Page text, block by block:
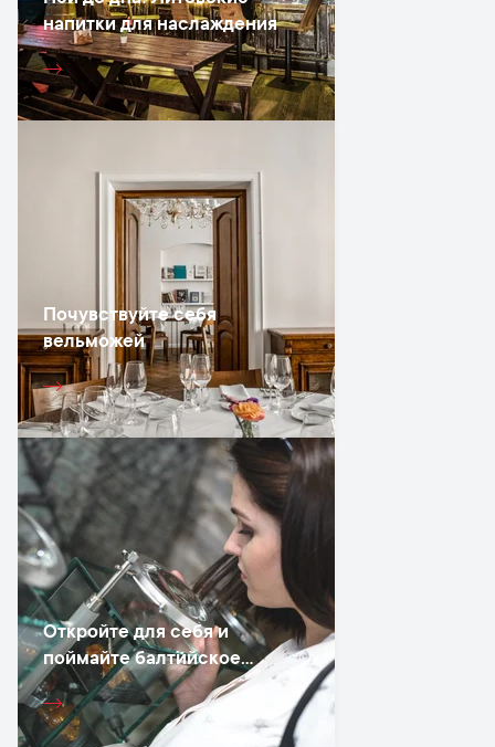
напитки для наслаждения
Почувствуйте себя
вельможей
Откройте для себя и
поймайте балтийское
золото